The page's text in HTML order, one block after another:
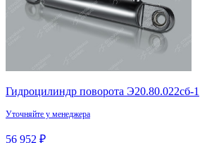
Гидроцилиндр поворота Э20.80.022сб-1
Уточняйте у менеджера
56 952 ₽